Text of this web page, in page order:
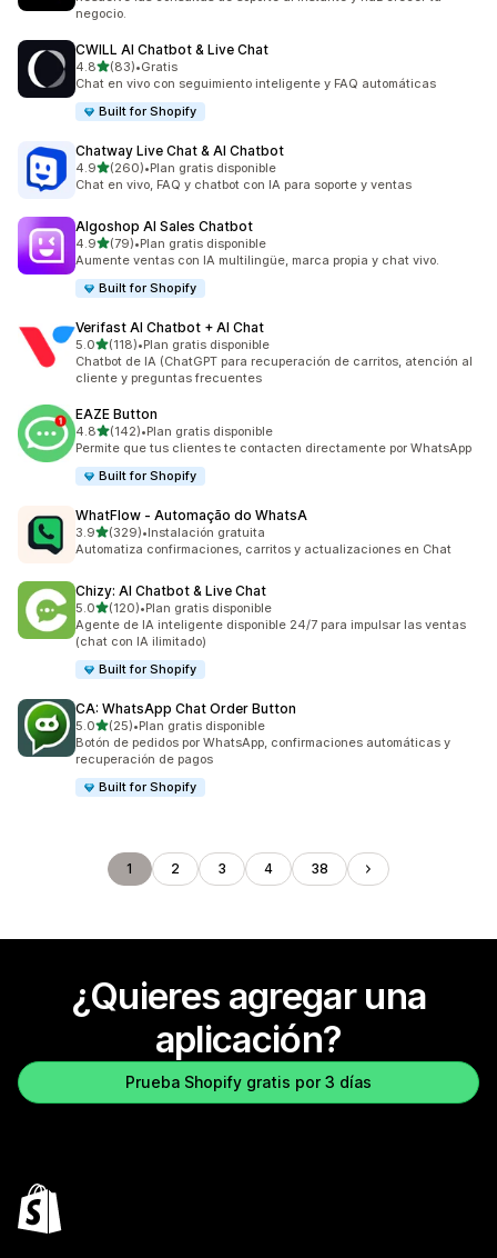
negocio.
CWILL AI Chatbot & Live Chat
4.8de 5 estrellas
(83)
83 reseñas en total
•Gratis
Chat en vivo con seguimiento inteligente y FAQ automáticas
Built for Shopify
Chatway Live Chat & AI Chatbot
4.9de 5 estrellas
(260)
260 reseñas en total
•Plan gratis disponible
Chat en vivo, FAQ y chatbot con IA para soporte y ventas
Algoshop AI Sales Chatbot
4.9de 5 estrellas
(79)
79 reseñas en total
•Plan gratis disponible
Aumente ventas con IA multilingüe, marca propia y chat vivo.
Built for Shopify
Verifast AI Chatbot + AI Chat
5.0de 5 estrellas
(118)
118 reseñas en total
•Plan gratis disponible
Chatbot de IA (ChatGPT para recuperación de carritos, atención al
cliente y preguntas frecuentes
EAZE Button
4.8de 5 estrellas
(142)
142 reseñas en total
•Plan gratis disponible
Permite que tus clientes te contacten directamente por WhatsApp
Built for Shopify
WhatFlow ‑ Automação do WhatsA
3.9de 5 estrellas
(329)
329 reseñas en total
•Instalación gratuita
Automatiza confirmaciones, carritos y actualizaciones en Chat
Chizy: AI Chatbot & Live Chat
5.0de 5 estrellas
(120)
120 reseñas en total
•Plan gratis disponible
Agente de IA inteligente disponible 24/7 para impulsar las ventas
(chat con IA ilimitado)
Built for Shopify
CA: WhatsApp Chat Order Button
5.0de 5 estrellas
(25)
25 reseñas en total
•Plan gratis disponible
Botón de pedidos por WhatsApp, confirmaciones automáticas y
recuperación de pagos
Built for Shopify
1 2 3 4 38
¿Quieres agregar una
aplicación?
Prueba Shopify gratis por 3 días